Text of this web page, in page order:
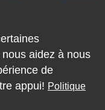
aidez à nous
de
appui! Politique